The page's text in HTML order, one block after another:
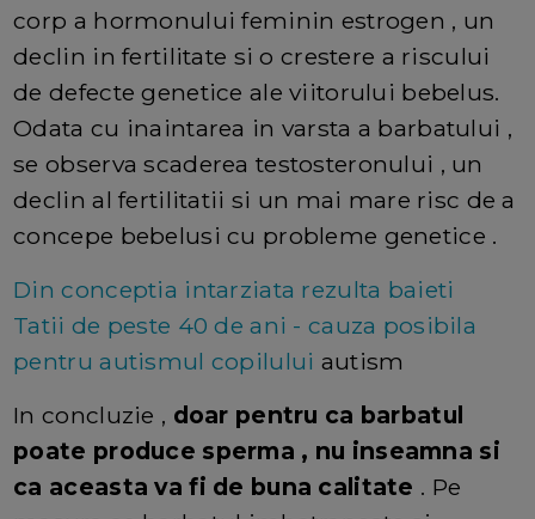
corp a hormonului feminin estrogen , un
declin in fertilitate si o crestere a riscului
de defecte genetice ale viitorului bebelus.
Odata cu inaintarea in varsta a barbatului ,
se observa scaderea testosteronului , un
declin al fertilitatii si un mai mare risc de a
concepe bebelusi cu probleme genetice .
Din conceptia intarziata rezulta baieti
Tatii de peste 40 de ani - cauza posibila
pentru autismul copilului autism
In concluzie , doar pentru ca barbatul
poate produce sperma , nu inseamna si
ca aceasta va fi de buna calitate . Pe